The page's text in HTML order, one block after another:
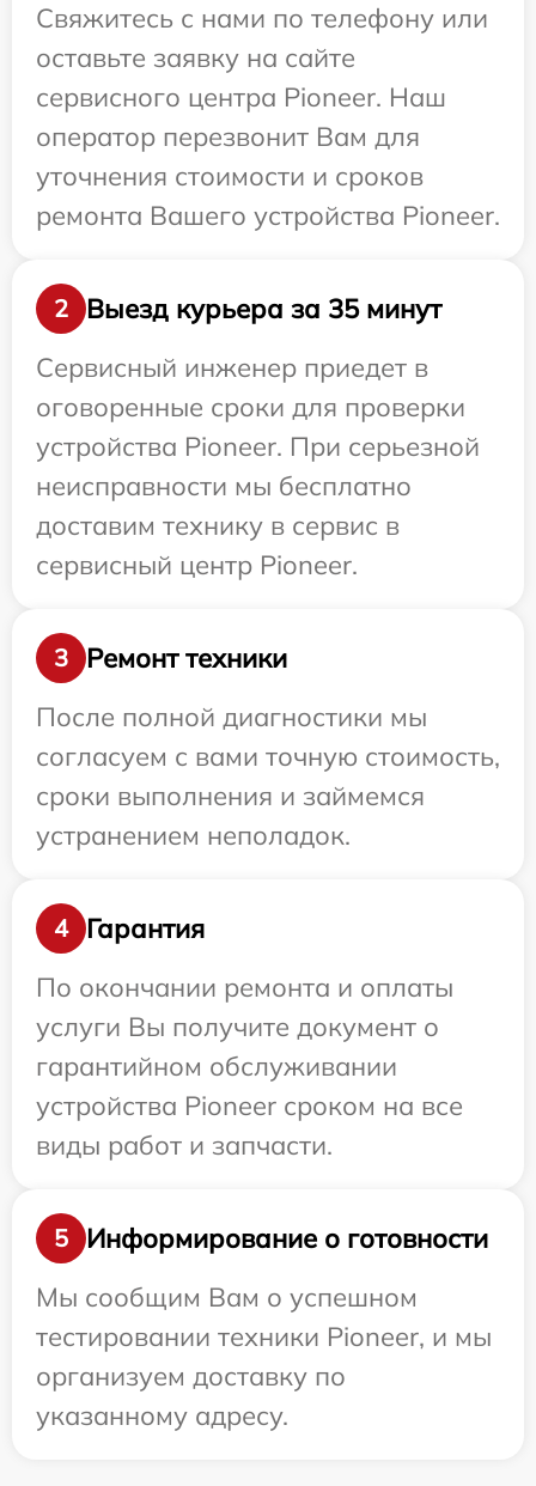
Свяжитесь с нами по телефону или
оставьте заявку на сайте
сервисного центра Pioneer. Наш
оператор перезвонит Вам для
уточнения стоимости и сроков
ремонта Вашего устройства Pioneer.
2
Выезд курьера за 35 минут
Сервисный инженер приедет в
оговоренные сроки для проверки
устройства Pioneer. При серьезной
неисправности мы бесплатно
доставим технику в сервис в
сервисный центр Pioneer.
3
Ремонт техники
После полной диагностики мы
согласуем с вами точную стоимость,
сроки выполнения и займемся
устранением неполадок.
4
Гарантия
По окончании ремонта и оплаты
услуги Вы получите документ о
гарантийном обслуживании
устройства Pioneer сроком на все
виды работ и запчасти.
5
Информирование о готовности
Мы сообщим Вам о успешном
тестировании техники Pioneer, и мы
организуем доставку по
указанному адресу.